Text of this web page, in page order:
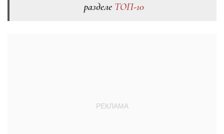
разделе ТОП-10